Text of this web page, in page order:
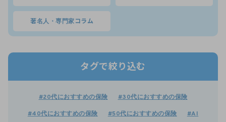
著名人・専門家コラム
タグで絞り込む
#20代におすすめの保険 #30代におすすめの保険
#40代におすすめの保険 #50代におすすめの保険 #AI